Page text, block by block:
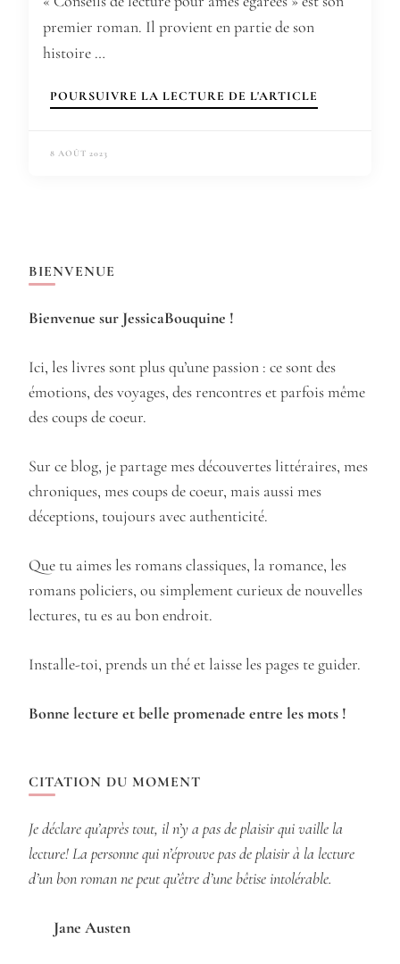
premier roman. Il provient en partie de son
histoire …
POURSUIVRE LA LECTURE DE L'ARTICLE
8 AOÛT 2023
BIENVENUE
Bienvenue sur JessicaBouquine !
Ici, les livres sont plus qu’une passion : ce sont des
émotions, des voyages, des rencontres et parfois même
des coups de coeur.
Sur ce blog, je partage mes découvertes littéraires, mes
chroniques, mes coups de coeur, mais aussi mes
déceptions, toujours avec authenticité.
Que tu aimes les romans classiques, la romance, les
romans policiers, ou simplement curieux de nouvelles
lectures, tu es au bon endroit.
Installe-toi, prends un thé et laisse les pages te guider.
Bonne lecture et belle promenade entre les mots !
CITATION DU MOMENT
Je déclare qu’après tout, il n’y a pas de plaisir qui vaille la
lecture! La personne qui n’éprouve pas de plaisir à la lecture
d’un bon roman ne peut qu’être d’une bêtise intolérable.
Jane Austen